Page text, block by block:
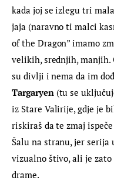
kada joj se izlegu tri
jaja (naravno ti malci
of the Dragon” imamo
velikih, srednjih,
su divlji i nema da im
Targaryen (tu se
iz Stare Valirije, gdje je
riskiraš da te zmaj
Šalu na stranu, jer
vizualno štivo, ali je
drame.